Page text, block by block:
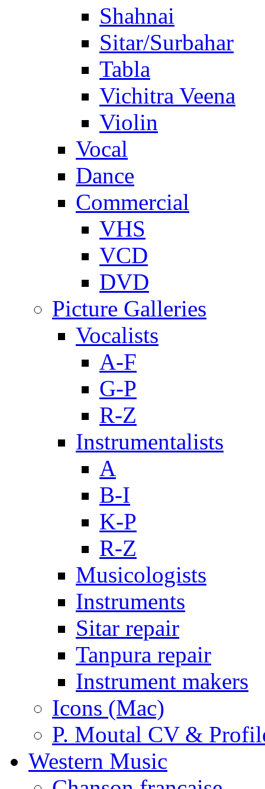
Shahnai
Sitar/Surbahar
Tabla
Vichitra Veena
Violin
Vocal
Dance
Commercial
VHS
VCD
DVD
Picture Galleries
Vocalists
A-F
G-P
R-Z
Instrumentalists
A
B-I
K-P
R-Z
Musicologists
Instruments
Sitar repair
Tanpura repair
Instrument makers
Icons (Mac)
P. Moutal CV &
Western Music